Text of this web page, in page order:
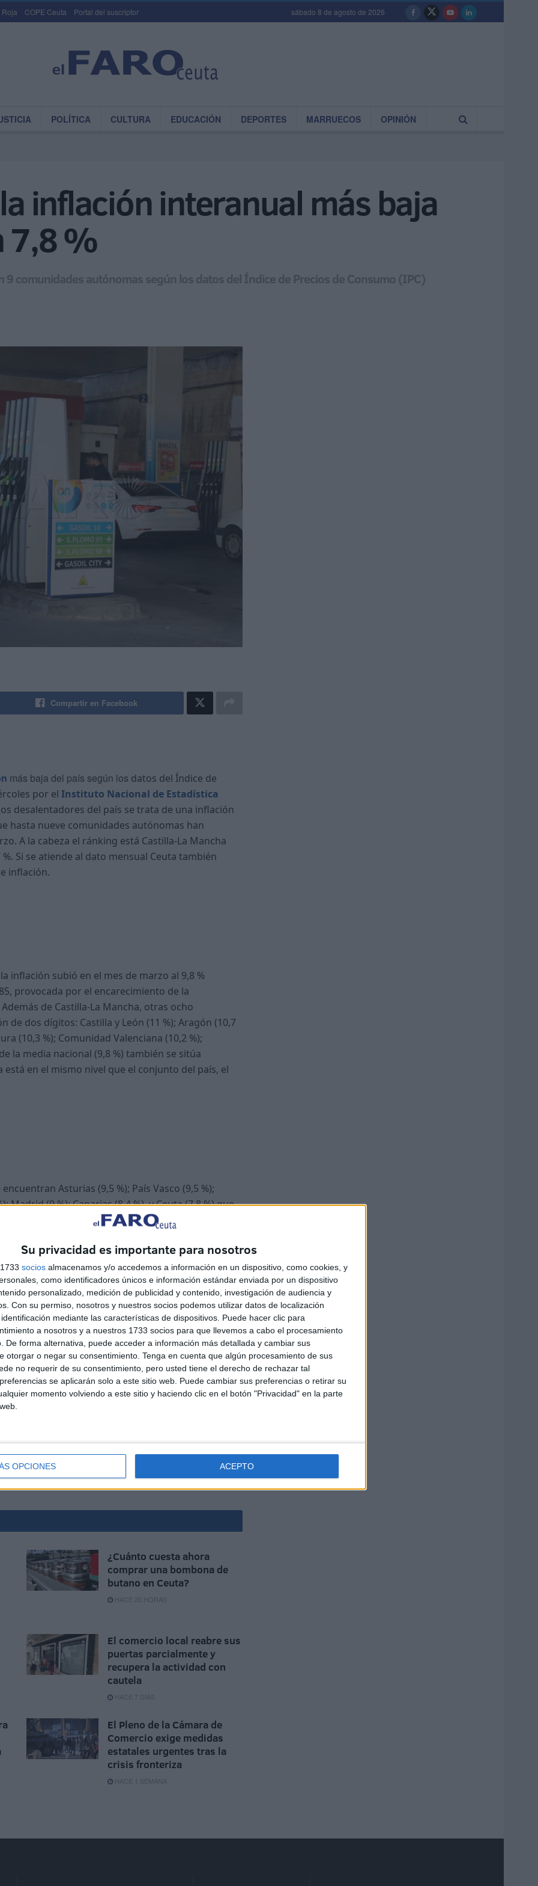
Su privacidad es importante para nosotros
socios almacenamos y/o accedemos a información en un dispositivo, como cookies, y
como identificadores únicos e información estándar enviada por un dispositivo
personalizado, medición de publicidad y contenido, investigación de audiencia y
Con su permiso, nosotros y nuestros socios podemos utilizar datos de localización
mediante las características de dispositivos. Puede hacer clic para
a nosotros y a nuestros 1733 socios para que llevemos a cabo el procesamiento
De forma alternativa, puede acceder a información más detallada y cambiar sus
otorgar o negar su consentimiento. Tenga en cuenta que algún procesamiento de sus
no requerir de su consentimiento, pero usted tiene el derecho de rechazar tal
se aplicarán solo a este sitio web. Puede cambiar sus preferencias o retirar su
momento volviendo a este sitio y haciendo clic en el botón "Privacidad" en la parte
OPCIONES ACEPTO
Roja COPE Ceuta Portal del suscriptor sábado 8 de agosto de 2026
POLÍTICA CULTURA EDUCACIÓN DEPORTES MARRUECOS OPINIÓN
inflación interanual más baja
7,8 %
9 comunidades autónomas según los datos del Índice de Precios de Consumo (IPC)
Compartir en Facebook
más baja del país según los datos del Índice de
por el Instituto Nacional de Estadística
desalentadores del país se trata de una inflación
hasta nueve comunidades autónomas han
A la cabeza el ránking está Castilla-La Mancha
Si se atiende al dato mensual Ceuta también
inflación.
inflación subió en el mes de marzo al 9,8 %
provocada por el encarecimiento de la
Además de Castilla-La Mancha, otras ocho
dos dígitos: Castilla y León (11 %); Aragón (10,7
(10,3 %); Comunidad Valenciana (10,2 %);
la media nacional (9,8 %) también se sitúa
en el mismo nivel que el conjunto del país, el
Asturias (9,5 %); País Vasco (9,5 %);
Madrid (9 %); Canarias (8,4 %), y Ceuta (7,8 %) que,
'relativa' buena noticia en el contexto actual.
también en el contexto internacional, se está
no solo por el alza de la electricidad y los
del día a día que adquirimos en los
por los consumidores, tal y como viene siendo
¿Cuánto cuesta ahora
comprar una bombona de
butano en Ceuta?
HACE 20 HORAS
El comercio local reabre sus
puertas parcialmente y
recupera la actividad con
cautela
HACE 7 DÍAS
El Pleno de la Cámara de
Comercio exige medidas
estatales urgentes tras la
crisis fronteriza
HACE 1 SEMANA